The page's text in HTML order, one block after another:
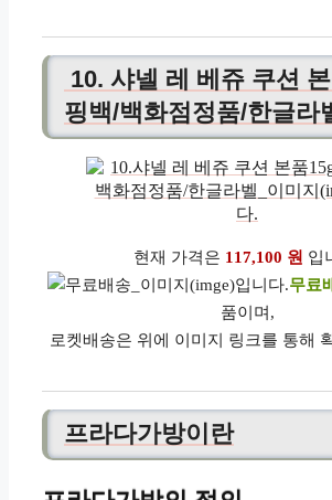
10. 샤넬 레 베쥬 쿠션
핑백/백화점정품/한글라
현재 가격은 117,100 원 입
무료
품이며,
로켓배송은 위에 이미지 링크를 통해
프라다가방이란